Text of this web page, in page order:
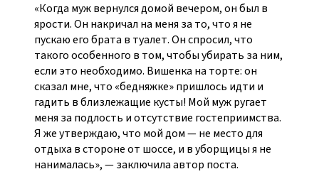
«Когда муж вернулся домой вечером, он был в
ярости. Он накричал на меня за то, что я не
пускаю его брата в туалет. Он спросил, что
такого особенного в том, чтобы убирать за ним,
если это необходимо. Вишенка на торте: он
сказал мне, что «бедняжке» пришлось идти и
гадить в близлежащие кусты! Мой муж ругает
меня за подлость и отсутствие гостеприимства.
Я же утверждаю, что мой дом — не место для
отдыха в стороне от шоссе, и в уборщицы я не
нанималась», — заключила автор поста.